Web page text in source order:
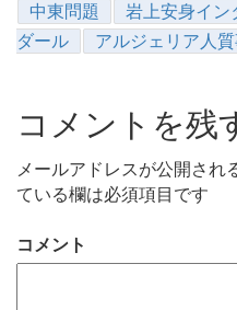
中東問題 岩上安身イン
ダール
アルジェリア人
コメントを残
メールアドレスが公開され
ている欄は必須項目です
コメント